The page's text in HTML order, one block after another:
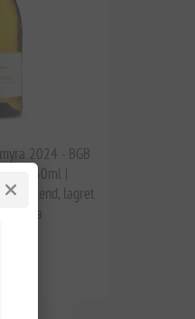
2024 - BGB
750ml |
Blend, lagret